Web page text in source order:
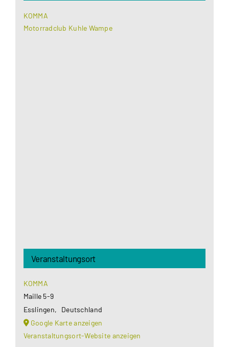
KOMMA
Motorradclub Kuhle Wampe
Veranstaltungsort
KOMMA
Maille 5-9
Esslingen,
Deutschland
Google Karte anzeigen
Veranstaltungsort-Website anzeigen